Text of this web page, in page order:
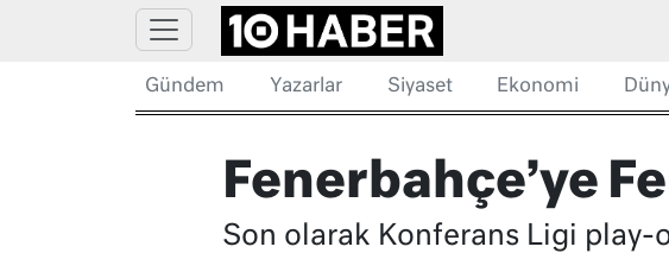
Gündem Yazarlar Siyaset Ekonomi
Fenerbahçe’ye
Son olarak Konferans Ligi play-